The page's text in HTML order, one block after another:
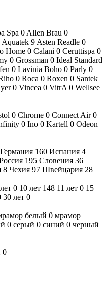
Spa 0 Allen Brau 0
Aquatek 9 Asten Readle 0
Home 0 Calani 0 Ceruttispa 0
0 Grossman 0 Ideal Standard
0 Lavinia Boho 0 Parly 0
0 Roca 0 Roxen 0 Santek
0 Vincea 0 VitrA 0 Wellsee
0 Chrome 0 Connect Air0
0 Ino 0 Kartell 0 Odeon
Германия 160 Испания 4
195 Словения 36
8 Чехия 97 Швейцария 28
0 10 лет 148 11 лет 0 15
30 лет 0
белый 0 мрамор
0 серый 0 синий 0 черный
0